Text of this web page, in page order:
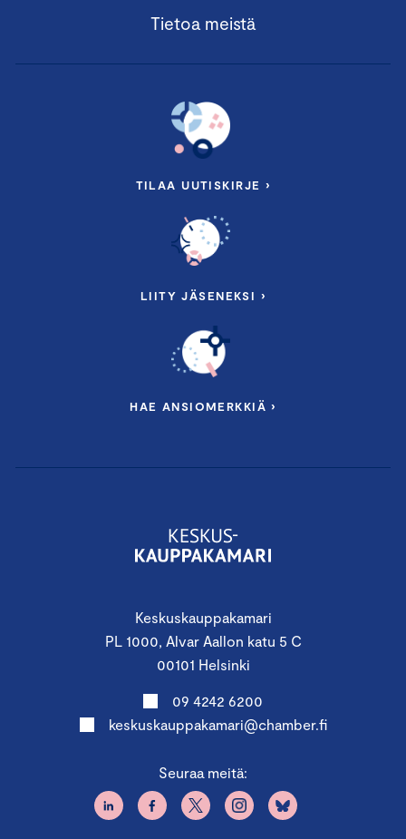
Keskuskauppakamari
PL 1000, Alvar Aallon katu 5 C
00101 Helsinki
09 4242 6200
keskuskauppakamari@chamber.fi
Seuraa meitä:
Tietoa meistä
TILAA UUTISKIRJE ›
LIITY JÄSENEKSI ›
HAE ANSIOMERKKIÄ ›